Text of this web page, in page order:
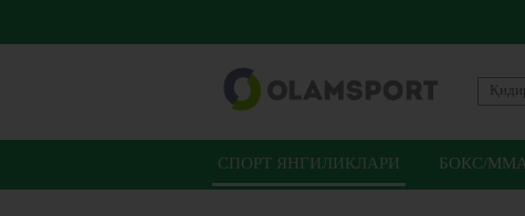
СПОРТ ЯНГИЛИКЛАРИ БОКС/ММА